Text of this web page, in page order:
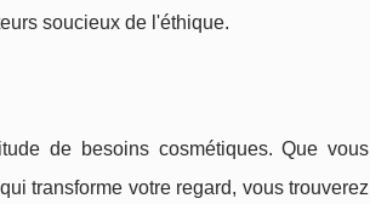
soucieux de l'éthique.
de besoins cosmétiques. Que vous
transforme votre regard, vous trouverez